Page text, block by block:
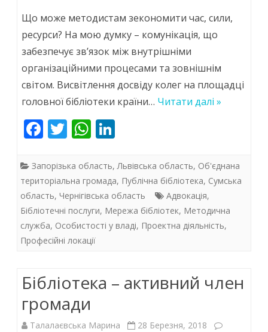
економить
час,
сили,
ресурси
Що може методистам зекономити час, сили,
ресурси? На мою думку – комунікація, що
забезпечує зв’язок між внутрішніми
організаційними процесами та зовнішнім
світом. Висвітлення досвіду колег на площадці
головної бібліотеки країни… Читати далі »
F
e
b
o
o
k
T
itt
er
W
at
s
A
p
p
k
e
dI
n
Запорізька область,Львівська область, Об'єднана
територіальна громада, Публічна бібліотека, Сумська
область, Чернігівська область Адвокація,
Бібліотечні послуги, Мережа бібліотек, Методична
служба, Особистості у владі, Проектна діяльність,
Професійні локації
Бібліотека – активний член
громади
Талалаєвська Марина
28 Березня, 2018